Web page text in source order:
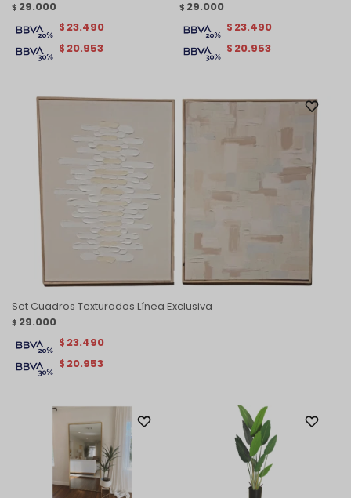
$ 29.000
$ 20.953
$ 23.490
$ 29.000
$ 20.953
$ 23.490
Set Cuadros Texturados Línea Exclusiva
$ 29.000
$ 20.953
$ 23.490